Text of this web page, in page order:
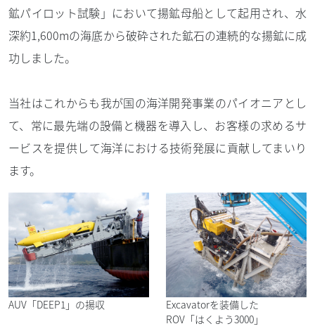
鉱パイロット試験」において揚鉱母船として起用され、水
深約1,600mの海底から破砕された鉱石の連続的な揚鉱に成
功しました。
当社はこれからも我が国の海洋開発事業のパイオニアとし
て、常に最先端の設備と機器を導入し、お客様の求めるサ
ービスを提供して海洋における技術発展に貢献してまいり
ます。
AUV「DEEP1」の揚収
Excavatorを装備した
ROV「はくよう3000」